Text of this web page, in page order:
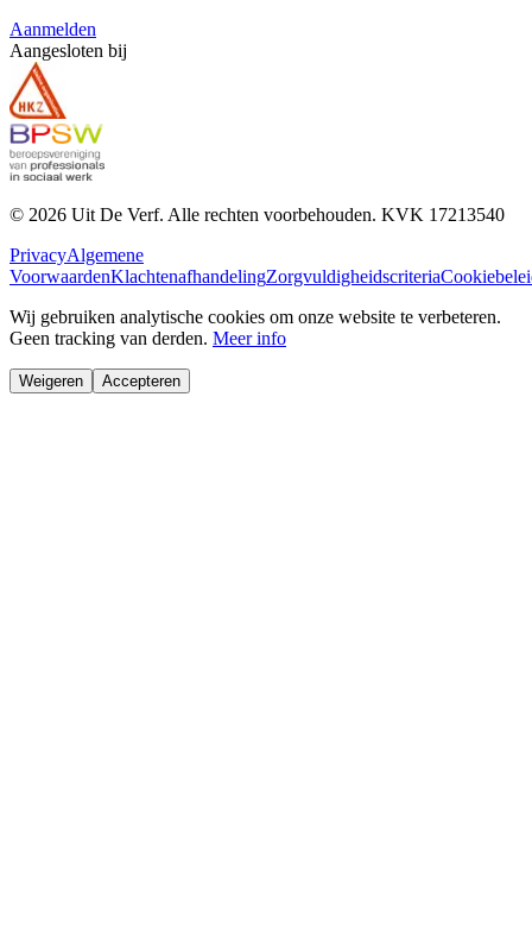
Aanmelden
Aangesloten bij
© 2026 Uit De Verf. Alle rechten voorbehouden. KVK 17213540
PrivacyAlgemene
VoorwaardenKlachtenafhandelingZorgvuldigheidscriteria
Wij gebruiken analytische cookies om onze website te verbeteren.
Geen tracking van derden. Meer info
Weigeren Accepteren